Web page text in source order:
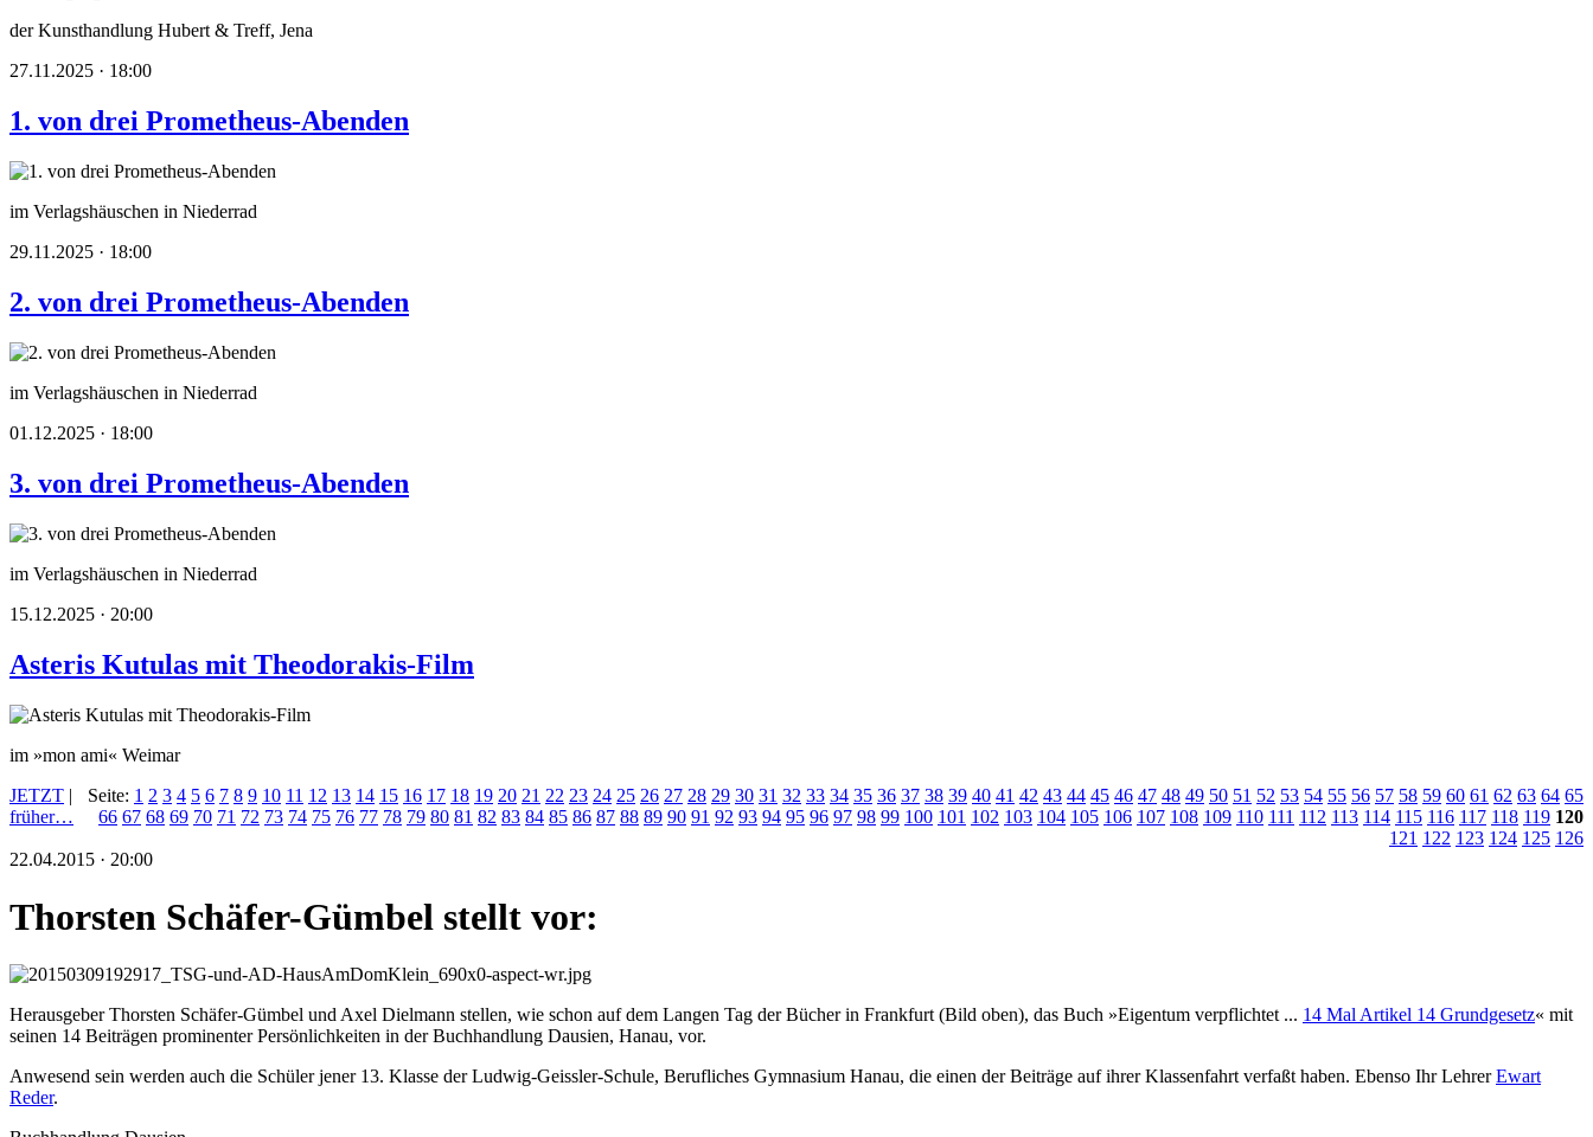
der Kunsthandlung Hubert & Treff, Jena
27.11.2025 · 18:00
1. von drei Prometheus-Abenden
im Verlagshäuschen in Niederrad
29.11.2025 · 18:00
2. von drei Prometheus-Abenden
im Verlagshäuschen in Niederrad
01.12.2025 · 18:00
3. von drei Prometheus-Abenden
im Verlagshäuschen in Niederrad
15.12.2025 · 20:00
Asteris Kutulas mit Theodorakis-Film
im »mon ami« Weimar
JETZT |
früher…
Seite: 1 2 3 4 5 6 7 8 9 10 11 12 13 14 15 16 17 18 19 20 21 22 23 24 25 26 27 28 29 30 31 32 33 34 35 36 37 38 39 40 41 42 43 44 45 46 47 48 49 50 51 52 53 54 55 56 57 58 59 60 61 62 63 64 65
66 67 68 69 70 71 72 73 74 75 76 77 78 79 80 81 82 83 84 85 86 87 88 89 90 91 92 93 94 95 96 97 98 99 100 101 102 103 104 105 106 107 108 109 110 111 112 113 114 115 116 117 118 119 120
121 122 123 124 125 126
22.04.2015 · 20:00
Thorsten Schäfer-Gümbel stellt vor:
Herausgeber Thorsten Schäfer-Gümbel und Axel Dielmann stellen, wie schon auf dem Langen Tag der Bücher in Frankfurt (Bild oben), das Buch »Eigentum verpflichtet ... 14 Mal Artikel 14 Grundgesetz« mit
seinen 14 Beiträgen prominenter Persönlichkeiten in der Buchhandlung Dausien, Hanau, vor.
Anwesend sein werden auch die Schüler jener 13. Klasse der Ludwig-Geissler-Schule, Berufliches Gymnasium Hanau, die einen der Beiträge auf ihrer Klassenfahrt verfaßt haben. Ebenso Ihr LehrerEwart
Reder.